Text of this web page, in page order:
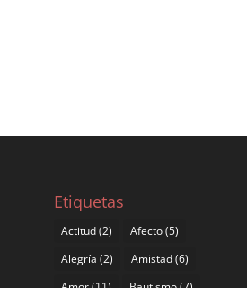
Etiquetas
Actitud(2) Afecto(5)
Alegría (2) Amistad(6)